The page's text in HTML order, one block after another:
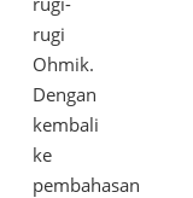
rugi
Ohmik.
Dengan
kembali
ke
pembahasan